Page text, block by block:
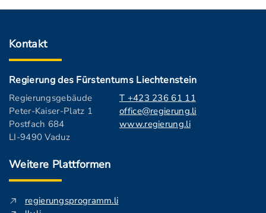
Kontakt
Regierung des Fürstentums Liechtenstein
Regierungsgebäude
Peter-Kaiser-Platz 1
Postfach 684
LI-9490 Vaduz
T +423 236 61 11
office@regierung.li
www.regierung.li
Weitere Plattformen
regierungsprogramm.li